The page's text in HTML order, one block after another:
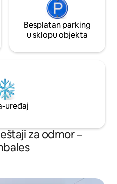
Besplatan parking
u sklopu objekta
uređaj
za odmor –